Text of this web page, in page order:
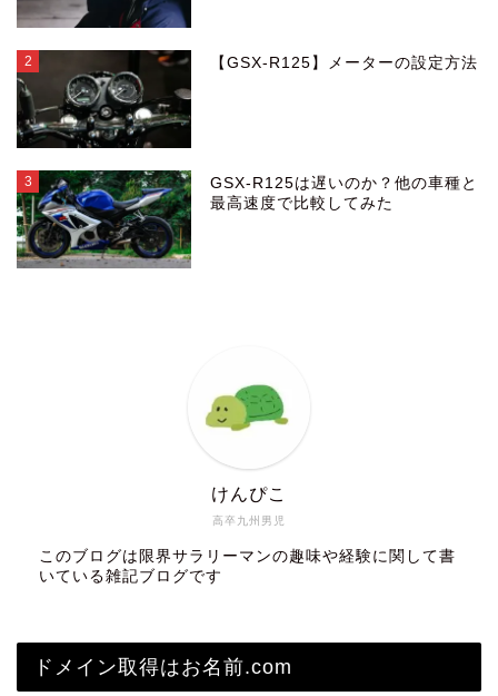
2 【GSX-R125】メーターの設定方法
3
GSX-R125は遅いのか？他の車種と
最高速度で比較してみた
高卒九州男児
けんぴこ
このブログは限界サラリーマンの趣味や経験に関して書
いている雑記ブログです
ドメイン取得はお名前.com